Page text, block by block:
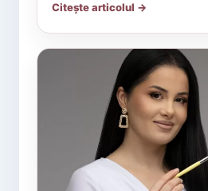
Citește articolul →